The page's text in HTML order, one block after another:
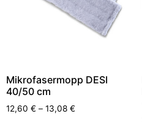
Mikrofasermopp DESI
40/50 cm
12,60 € – 13,08 €